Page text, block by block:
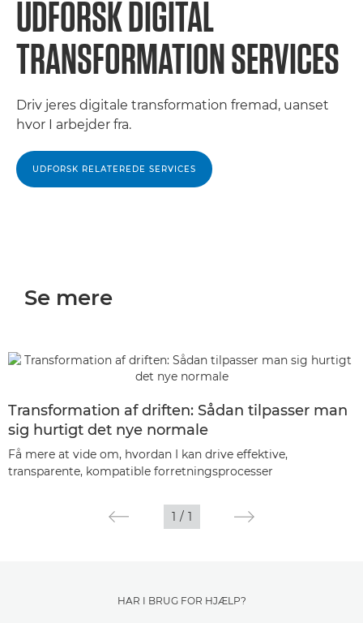
UDFORSK DIGITAL
TRANSFORMATION SERVICES
Driv jeres digitale transformation fremad, uanset
hvor I arbejder fra.
UDFORSK RELATEREDE SERVICES
Se mere
Transformation af driften: Sådan tilpasser man
sig hurtigt det nye normale
Få mere at vide om, hvordan I kan drive effektive,
transparente, kompatible forretningsprocesser
1 / 1
HAR I BRUG FOR HJÆLP?